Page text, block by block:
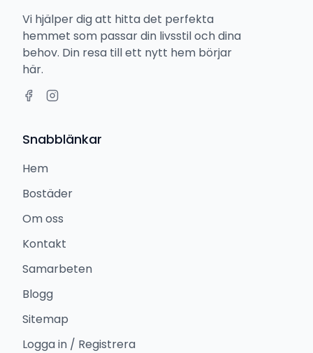
Vi hjälper dig att hitta det perfekta
hemmet som passar din livsstil och dina
behov. Din resa till ett nytt hem börjar
här.
Snabblänkar
Hem
Bostäder
Om oss
Kontakt
Samarbeten
Blogg
Sitemap
Logga in / Registrera